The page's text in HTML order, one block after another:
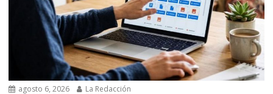
agosto 6, 2026 La Redacción